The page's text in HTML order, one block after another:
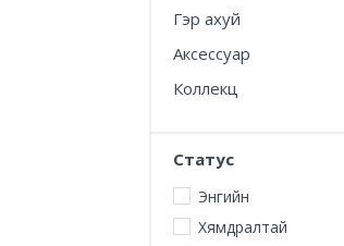
Гэр ахуй
Аксессуар
Коллекц
Статус
Энгийн
Хямдралтай